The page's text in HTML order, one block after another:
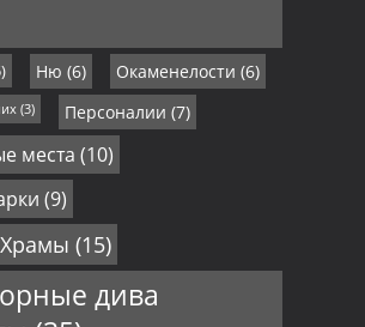
Ню (6) Окаменелости (6)
(3) Персоналии (7)
места (10)
(9)
(15)
дива